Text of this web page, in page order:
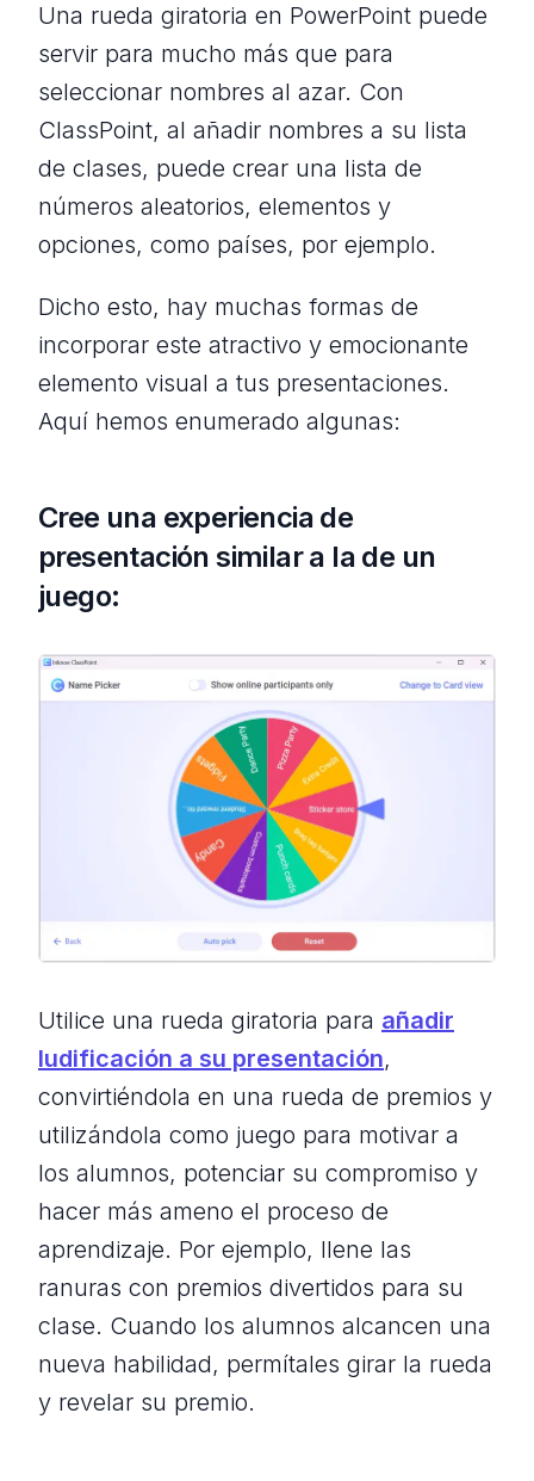
Una rueda giratoria en PowerPoint puede
servir para mucho más que para
seleccionar nombres al azar. Con
ClassPoint, al añadir nombres a su lista
de clases, puede crear una lista de
números aleatorios, elementos y
opciones, como países, por ejemplo.
Dicho esto, hay muchas formas de
incorporar este atractivo y emocionante
elemento visual a tus presentaciones.
Aquí hemos enumerado algunas:
Cree una experiencia de
presentación similar a la de un
juego:
Utilice una rueda giratoria para añadir
ludificación a su presentación,
convirtiéndola en una rueda de premios y
utilizándola como juego para motivar a
los alumnos, potenciar su compromiso y
hacer más ameno el proceso de
aprendizaje. Por ejemplo, llene las
ranuras con premios divertidos para su
clase. Cuando los alumnos alcancen una
nueva habilidad, permítales girar la rueda
y revelar su premio.